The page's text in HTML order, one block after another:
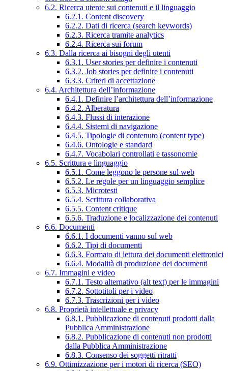
6.2. Ricerca utente sui contenuti e il linguaggio
6.2.1. Content discovery
6.2.2. Dati di ricerca (search keywords)
6.2.3. Ricerca tramite analytics
6.2.4. Ricerca sui forum
6.3. Dalla ricerca ai bisogni degli utenti
6.3.1. User stories per definire i contenuti
6.3.2. Job stories per definire i contenuti
6.3.3. Criteri di accettazione
6.4. Architettura dell’informazione
6.4.1. Definire l’architettura dell’informazione
6.4.2. Alberatura
6.4.3. Flussi di interazione
6.4.4. Sistemi di navigazione
6.4.5. Tipologie di contenuto (content type)
6.4.6. Ontologie e standard
6.4.7. Vocabolari controllati e tassonomie
6.5. Scrittura e linguaggio
6.5.1. Come leggono le persone sul web
6.5.2. Le regole per un linguaggio semplice
6.5.3. Microtesti
6.5.4. Scrittura collaborativa
6.5.5. Content critique
6.5.6. Traduzione e localizzazione dei contenuti
6.6. Documenti
6.6.1. I documenti vanno sul web
6.6.2. Tipi di documenti
6.6.3. Formato di lettura dei documenti elettronici
6.6.4. Modalità di produzione dei documenti
6.7. Immagini e video
6.7.1. Testo alternativo (alt text) per le immagini
6.7.2. Sottotitoli per i video
6.7.3. Trascrizioni per i video
6.8. Proprietà intellettuale e privacy
6.8.1. Pubblicazione di contenuti prodotti dalla
Pubblica Amministrazione
6.8.2. Pubblicazione di contenuti non prodotti
dalla Pubblica Amministrazione
6.8.3. Consenso dei soggetti ritratti
6.9. Ottimizzazione per i motori di ricerca (SEO)